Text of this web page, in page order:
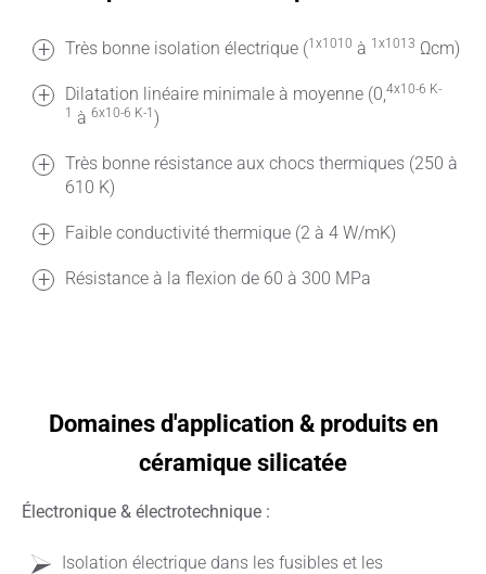
Très bonne isolation électrique (1x1010 à 1x1013 Ωcm)
Dilatation linéaire minimale à moyenne (0,4x10-6 K-
1 à 6x10-6 K-1 )
Très bonne résistance aux chocs thermiques (250 à
610 K)
Faible conductivité thermique (2 à 4 W/mK)
Résistance à la flexion de 60 à 300 MPa
Domaines d'application & produits en
céramique silicatée
Électronique & électrotechnique :
Isolation électrique dans les fusibles et les